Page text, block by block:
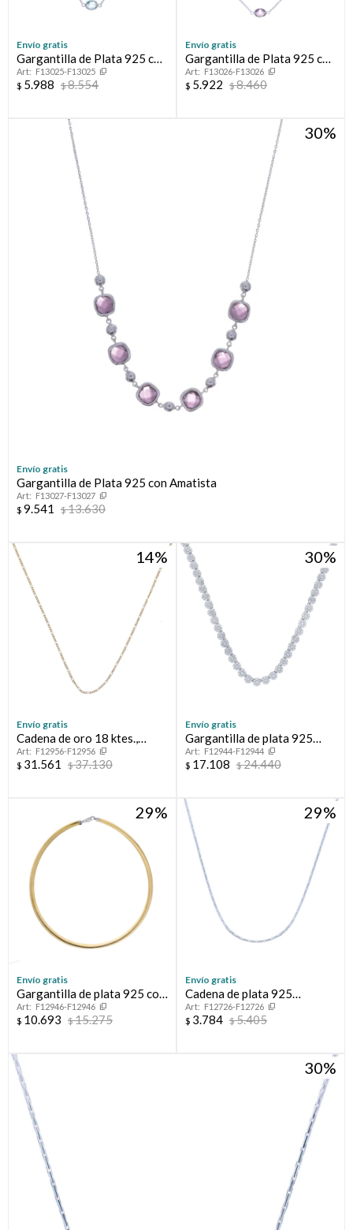
Envío gratis
Gargantilla de Plata 925 con
piedrasF13025-F13025
$ 5.988 $8.554
Envío gratis
Gargantilla de Plata 925 con
Amatista
F13026-F13026
$ 5.922 $8.460
30
Envío gratis
Gargantilla de Plata 925 con Amatista
F13027-F13027
$ 9.541 $13.630
14
Envío gratis
Cadena de oro 18 ktes.,
FIGARO
F12956-F12956
$ 31.561 $37.130
30
Envío gratis
Gargantilla de plata 925
rodinada con circonias.
F12944-F12944
$ 17.108 $24.440
29
Envío gratis
Gargantilla de plata 925 con
baño de oro amarillo.
F12946-F12946
$ 10.693 $15.275
29
Envío gratis
Cadena de plata 925
CARDANO
F12726-F12726
$ 3.784 $5.405
30